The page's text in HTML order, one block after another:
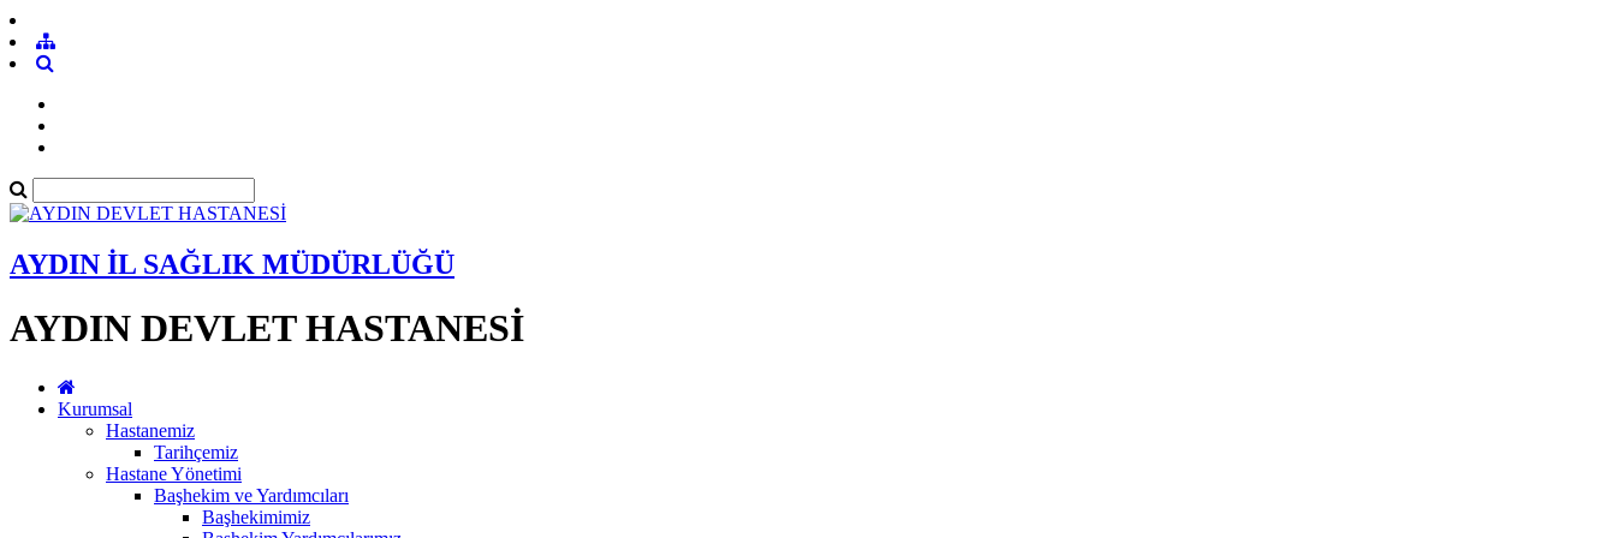
AYDIN İL SAĞLIK MÜDÜRLÜĞÜ
AYDIN DEVLET HASTANESİ
Kurumsal
Hastanemiz
Tarihçemiz
Hastane Yönetimi
Başhekim ve Yardımcıları
Başhekimimiz